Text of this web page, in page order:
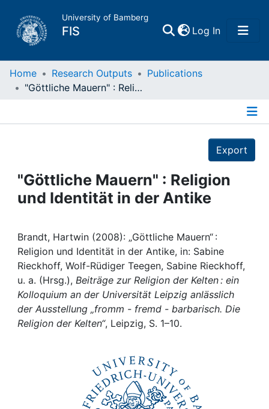
University of Bamberg
FIS Log In(current)
Home
Projects
People
Institutions
Awards
My FIS
Help
Home Research Outputs
Publications
"Göttliche Mauern" : Religion und Identität in der Antike
Export
"Göttliche Mauern" : Religion
und Identität in der Antike
Brandt, Hartwin (2008): „Göttliche Mauern“ :
Religion und Identität in der Antike, in: Sabine
Rieckhoff, Wolf-Rüdiger Teegen, Sabine Rieckhoff,
u. a. (Hrsg.), Beiträge zur Religion der Kelten : ein
Kolloquium an der Universität Leipzig anlässlich
der Ausstellung „fromm - fremd - barbarisch. Die
Religion der Kelten“, Leipzig, S. 1–10.